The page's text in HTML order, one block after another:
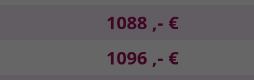
1088 ,- €
1096 ,- €